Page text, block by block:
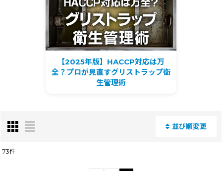
【2025年版】HACCP対応は万
全？プロが見直すグリストラップ衛
生管理術
並び順変更
73件